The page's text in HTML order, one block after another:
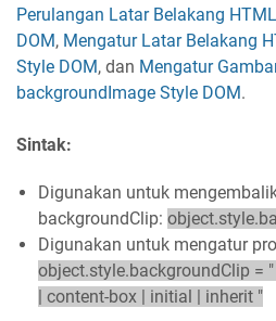
Perulangan Latar Belakang
DOM, Mengatur Latar Belakang
Style DOM, dan Mengatur
backgroundImage Style DOM.
Sintak:
Digunakan untuk
backgroundClip:
Digunakan untuk mengatur
object.style.backgroundClip =
| content-box | initial | inherit "